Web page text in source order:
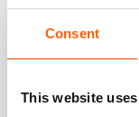
Consent
This website
Technical